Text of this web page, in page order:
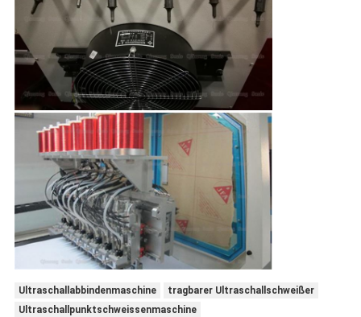
Ultraschallabbindenmaschine
tragbarer Ultraschallschweißer
Ultraschallpunktschweissenmaschine